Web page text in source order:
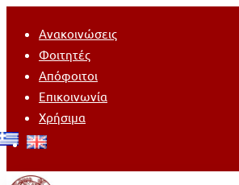
Ανακοινώσεις
Φοιτητές
Απόφοιτοι
Επικοινωνία
Χρήσιμα